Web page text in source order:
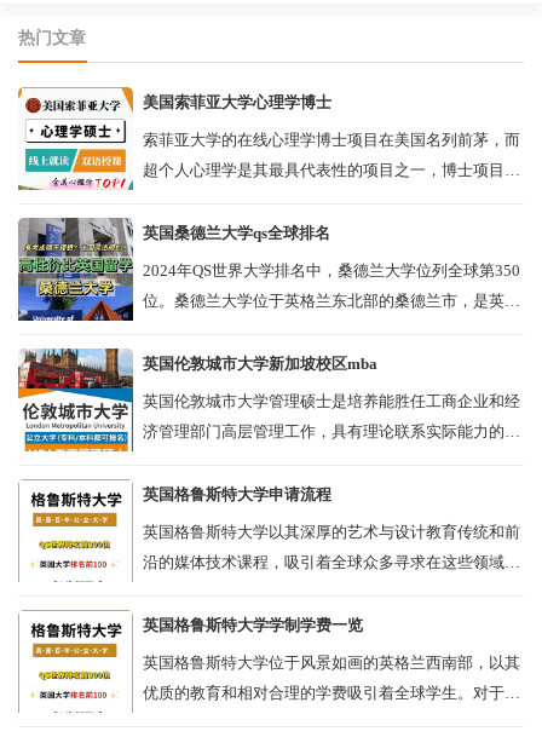
热门文章
美国索菲亚大学心理学博士
索菲亚大学的在线心理学博士项目在美国名列前茅，而
超个人心理学是其最具代表性的项目之一，博士项目更
学，前身是超个人心理学研究所，是全...
英国桑德兰大学qs全球排名
2024年QS世界大学排名中，桑德兰大学位列全球第350
位。桑德兰大学位于英格兰东北部的桑德兰市，是英国
于1810年，由一群旨在改...
英国伦敦城市大学新加坡校区mba
英国伦敦城市大学管理硕士是培养能胜任工商企业和经
济管理部门高层管理工作，具有理论联系实际能力的务
敦城市大学硕士>>> 新加...
英国格鲁斯特大学申请流程
英国格鲁斯特大学以其深厚的艺术与设计教育传统和前
沿的媒体技术课程，吸引着全球众多寻求在这些领域深
受高等教育的学子来说，清楚英国格鲁斯...
英国格鲁斯特大学学制学费一览
英国格鲁斯特大学位于风景如画的英格兰西南部，以其
优质的教育和相对合理的学费吸引着全球学生。对于那